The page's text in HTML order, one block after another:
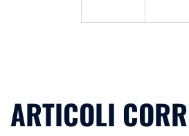
ARTICOLI